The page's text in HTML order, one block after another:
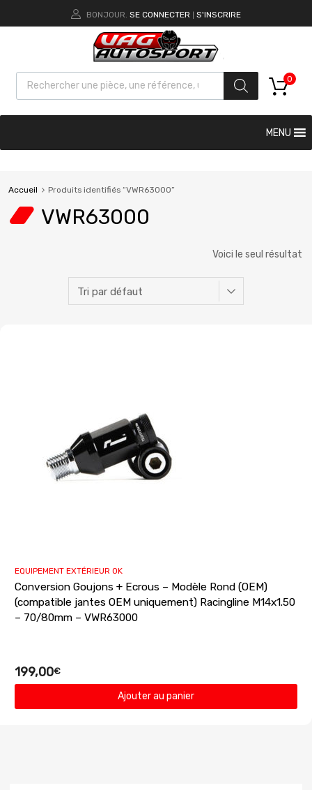
BONJOUR. SE CONNECTER S'INSCRIRE
0
MENU
Accueil Produits identifiés “VWR63000”
VWR63000
Voici le seul résultat
EQUIPEMENT EXTÉRIEUR OK
Conversion Goujons + Ecrous – Modèle Rond (OEM)
(compatible jantes OEM uniquement) Racingline M14x1.50
– 70/80mm – VWR63000
199,00€
Ajouter au panier